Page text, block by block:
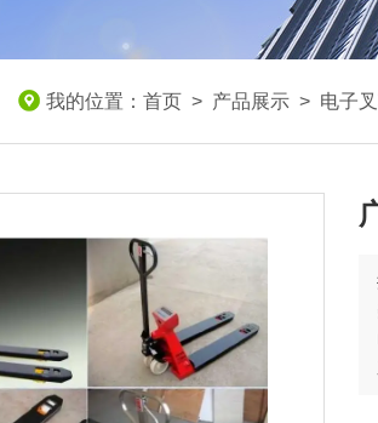
我的位置： 首页 > 产品展示 > 电子